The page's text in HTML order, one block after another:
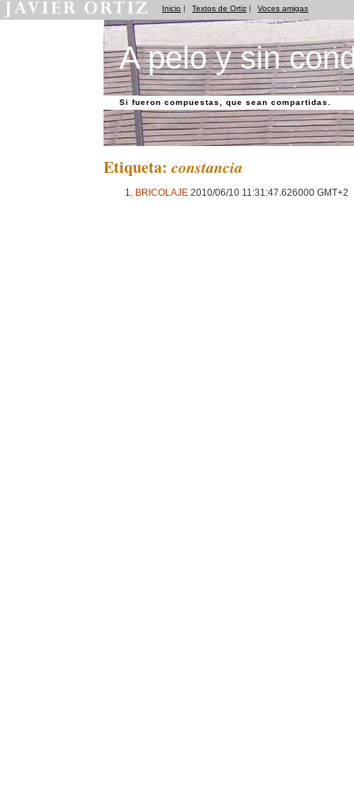
Inicio | Textos de Ortiz | Voces amigas
A pelo y sin
Si fueron compuestas, que sean compartidas.
Etiqueta: constancia
BRICOLAJE 2010/06/10 11:31:47.626000 GMT+2